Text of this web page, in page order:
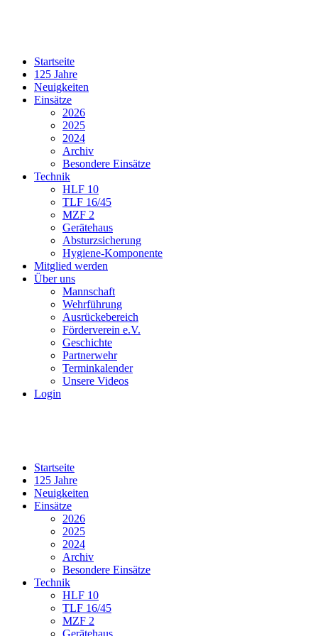
Startseite
125 Jahre
Neuigkeiten
Einsätze
2026
2025
2024
Archiv
Besondere Einsätze
Technik
HLF 10
TLF 16/45
MZF 2
Gerätehaus
Absturzsicherung
Hygiene-Komponente
Mitglied werden
Über uns
Mannschaft
Wehrführung
Ausrückebereich
Förderverein e.V.
Geschichte
Partnerwehr
Terminkalender
Unsere Videos
Login
Startseite
125 Jahre
Neuigkeiten
Einsätze
2026
2025
2024
Archiv
Besondere Einsätze
Technik
HLF 10
TLF 16/45
MZF 2
Gerätehaus